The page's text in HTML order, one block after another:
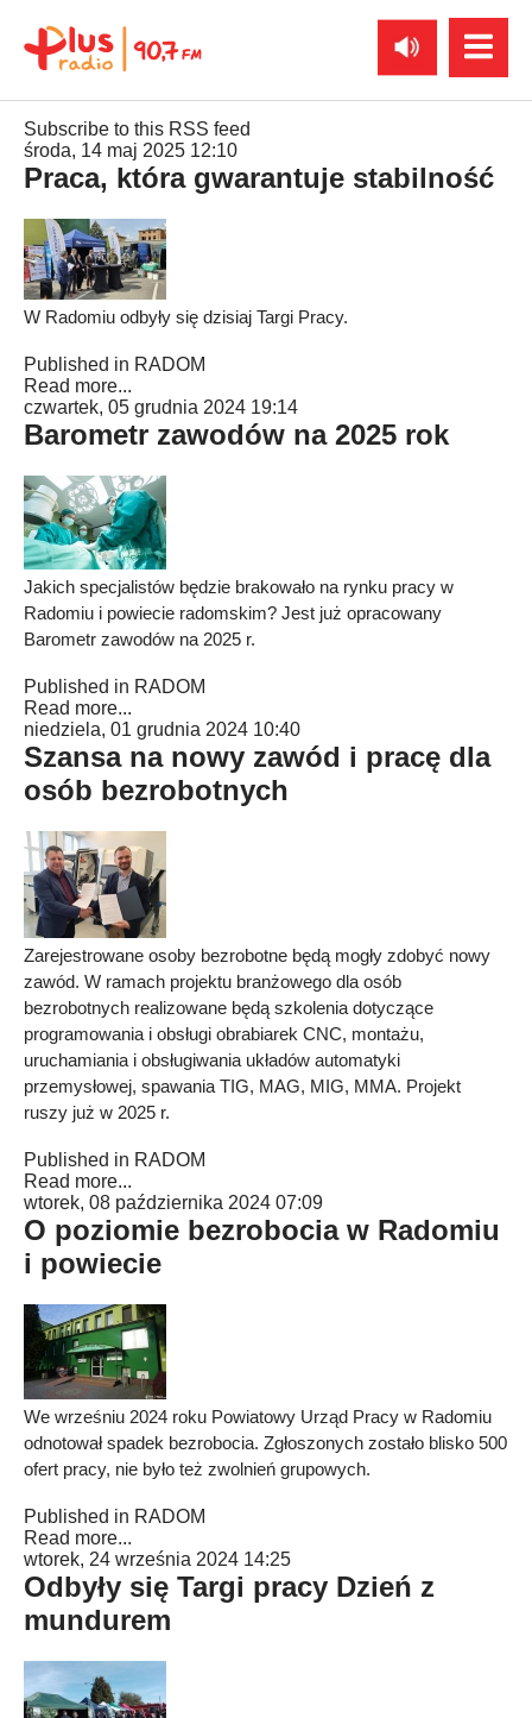
Subscribe to this RSS feed
środa, 14 maj 2025 12:10
Praca, która gwarantuje stabilność
W Radomiu odbyły się dzisiaj Targi Pracy.
Published in RADOM
Read more...
czwartek, 05 grudnia 2024 19:14
Barometr zawodów na 2025 rok
Jakich specjalistów będzie brakowało na rynku pracy w
Radomiu i powiecie radomskim? Jest już opracowany
Barometr zawodów na 2025 r.
Published in RADOM
Read more...
niedziela, 01 grudnia 2024 10:40
Szansa na nowy zawód i pracę dla
osób bezrobotnych
Zarejestrowane osoby bezrobotne będą mogły zdobyć nowy
zawód. W ramach projektu branżowego dla osób
bezrobotnych realizowane będą szkolenia dotyczące
programowania i obsługi obrabiarek CNC, montażu,
uruchamiania i obsługiwania układów automatyki
przemysłowej, spawania TIG, MAG, MIG, MMA. Projekt
ruszy już w 2025 r.
Published in RADOM
Read more...
wtorek, 08 października 2024 07:09
O poziomie bezrobocia w Radomiu
i powiecie
We wrześniu 2024 roku Powiatowy Urząd Pracy w Radomiu
odnotował spadek bezrobocia. Zgłoszonych zostało blisko 500
ofert pracy, nie było też zwolnień grupowych.
Published in RADOM
Read more...
wtorek, 24 września 2024 14:25
Odbyły się Targi pracy Dzień z
mundurem